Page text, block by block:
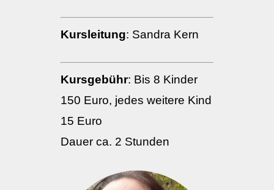
Kursleitung: Sandra Kern
Kursgebühr: Bis 8 Kinder
150 Euro, jedes weitere Kind
15 Euro
Dauer ca. 2 Stunden